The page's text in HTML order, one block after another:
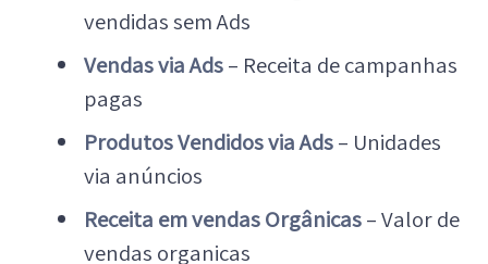
vendidas sem Ads
Vendas via Ads– Receita de campanhas
pagas
Produtos Vendidos via Ads– Unidades
via anúncios
Receita em vendas Orgânicas– Valor de
vendas organicas